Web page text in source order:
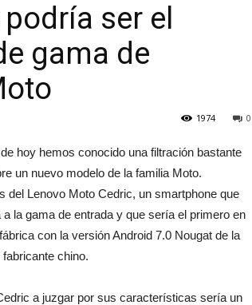
ser el
gama de
0
1974
hoy hemos conocido una filtración bastante
un nuevo modelo de la familia Moto.
del Lenovo Moto Cedric, un smartphone que
a la gama de entrada y que sería el primero en
con la versión Android 7.0 Nougat de la
fabricante chino.
a juzgar por sus características sería un